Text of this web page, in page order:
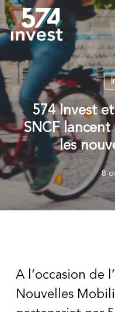
Skip
to
main
574 Invest
SNCF
les
8
A l’occasion de
Nouvelles